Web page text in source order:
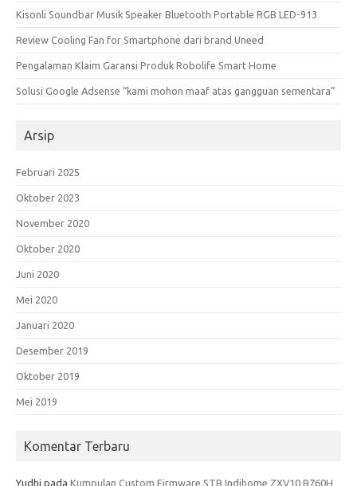
Kisonli Soundbar Musik Speaker Bluetooth Portable RGB LED-913
Review Cooling Fan for Smartphone dari brand Uneed
Pengalaman Klaim Garansi Produk Robolife Smart Home
Solusi Google Adsense “kami mohon maaf atas gangguan sementara”
Arsip
Februari 2025
Oktober 2023
November 2020
Oktober 2020
Juni 2020
Mei 2020
Januari 2020
Desember 2019
Oktober 2019
Mei 2019
Komentar Terbaru
Yudhi pada Kumpulan Custom Firmware STB Indihome ZXV10 B760H